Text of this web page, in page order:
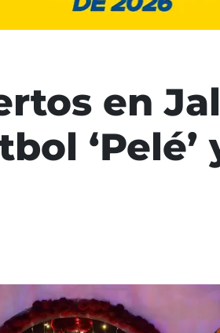
en
‘Pelé’